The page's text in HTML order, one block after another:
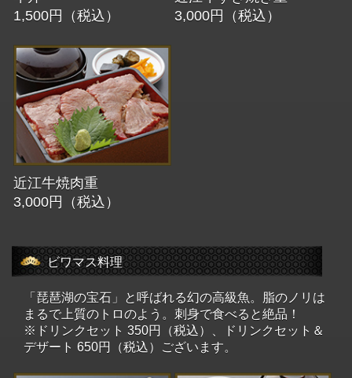
1,500円（税込）
3,000円（税込）
近江牛焼肉重
3,000円（税込）
ビワマス料理
「琵琶湖の宝石」と呼ばれる幻の高級魚。脂のノリは
まるで上質のトロのよう。刺身で食べると絶品！
※ドリンクセット 350円（税込）、ドリンクセット＆
デザート 650円（税込）ございます。